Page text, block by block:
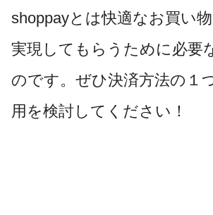
shoppayとは快適なお買い
実現してもらうために必要
のです。ぜひ決済方法の１
用を検討してください！